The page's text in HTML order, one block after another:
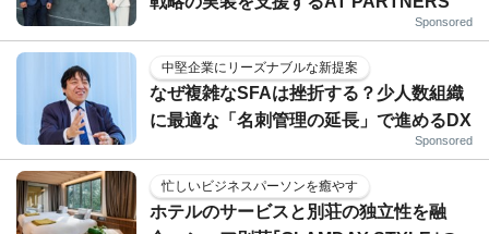
Sponsored
中堅企業にリーズナブルな新提案
なぜ複雑なSFAは挫折する？少人数組織
に最適な「名刺管理の延長」で進めるDX
Sponsored
忙しいビジネスパーソンを癒やす
ホテルのサービスと別荘の独立性を融